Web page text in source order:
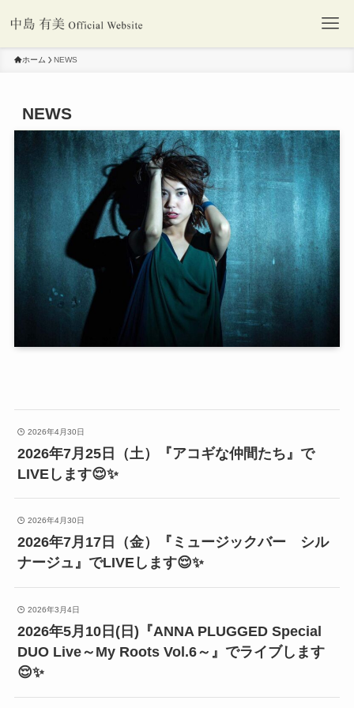
ホーム NEWS
NEWS
2026年4月30日
2026年7月25日（土）『アコギな仲間たち』で
LIVEします😌✨
2026年4月30日
2026年7月17日（金）『ミュージックバー シル
ナージュ』でLIVEします😌✨
2026年3月4日
2026年5月10日(日)『ANNA PLUGGED Special
DUO Live～My Roots Vol.6～』でライブします
😌✨